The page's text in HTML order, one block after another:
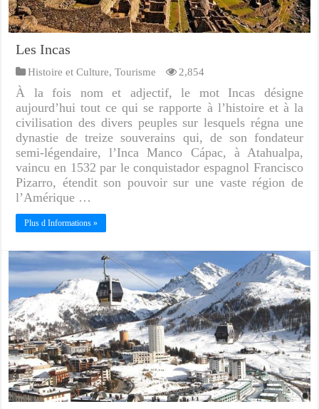
Les Incas
Histoire et Culture,Tourisme 2,854
À la fois nom et adjectif, le mot Incas désigne
aujourd’hui tout ce qui se rapporte à l’histoire et à la
civilisation des divers peuples sur lesquels régna une
dynastie de treize souverains qui, de son fondateur
semi-légendaire, l’Inca Manco Cápac, à Atahualpa,
vaincu en 1532 par le conquistador espagnol Francisco
Pizarro, étendit son pouvoir sur une vaste région de
l’Amérique …
Plus d Informations »